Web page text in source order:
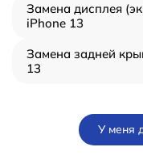
Замена дисплея
iPhone 13
Замена задней
13
У меня